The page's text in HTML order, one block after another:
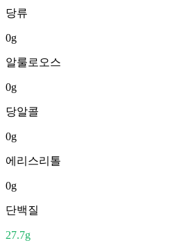
당류
0g
알룰로오스
0g
당알콜
0g
에리스리톨
0g
단백질
27.7g